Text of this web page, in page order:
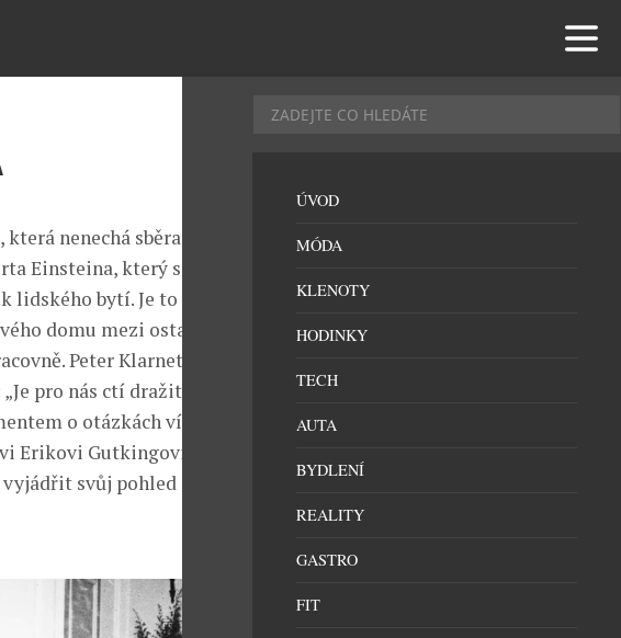
nenechá sběratele
Einsteina, který se v něm
lidského bytí. Je to
domu mezi ostatní
Peter Klarnet,
pro nás ctí dražit takový
o otázkách víry a
Erikovi Gutkingovi, jako
svůj pohled na
ÚVOD
MÓDA
KLENOTY
HODINKY
TECH
AUTA
BYDLENÍ
REALITY
GASTRO
FIT